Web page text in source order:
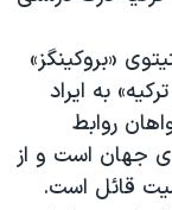
«بروکینگز»
به ایراد
روابط
جهان است و از
قائل است.